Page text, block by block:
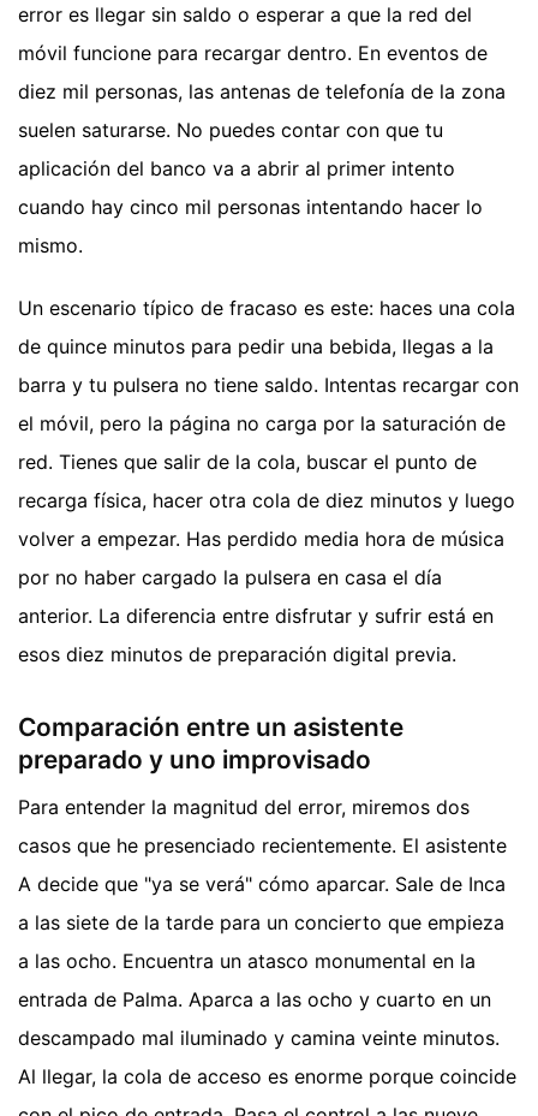
error es llegar sin saldo o esperar a que la red del
móvil funcione para recargar dentro. En eventos de
diez mil personas, las antenas de telefonía de la zona
suelen saturarse. No puedes contar con que tu
aplicación del banco va a abrir al primer intento
cuando hay cinco mil personas intentando hacer lo
mismo.
Un escenario típico de fracaso es este: haces una cola
de quince minutos para pedir una bebida, llegas a la
barra y tu pulsera no tiene saldo. Intentas recargar con
el móvil, pero la página no carga por la saturación de
red. Tienes que salir de la cola, buscar el punto de
recarga física, hacer otra cola de diez minutos y luego
volver a empezar. Has perdido media hora de música
por no haber cargado la pulsera en casa el día
anterior. La diferencia entre disfrutar y sufrir está en
esos diez minutos de preparación digital previa.
Comparación entre un asistente
preparado y uno improvisado
Para entender la magnitud del error, miremos dos
casos que he presenciado recientemente. El asistente
A decide que "ya se verá" cómo aparcar. Sale de Inca
a las siete de la tarde para un concierto que empieza
a las ocho. Encuentra un atasco monumental en la
entrada de Palma. Aparca a las ocho y cuarto en un
descampado mal iluminado y camina veinte minutos.
Al llegar, la cola de acceso es enorme porque coincide